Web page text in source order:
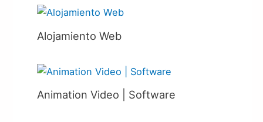
Alojamiento Web
Animation Video | Software